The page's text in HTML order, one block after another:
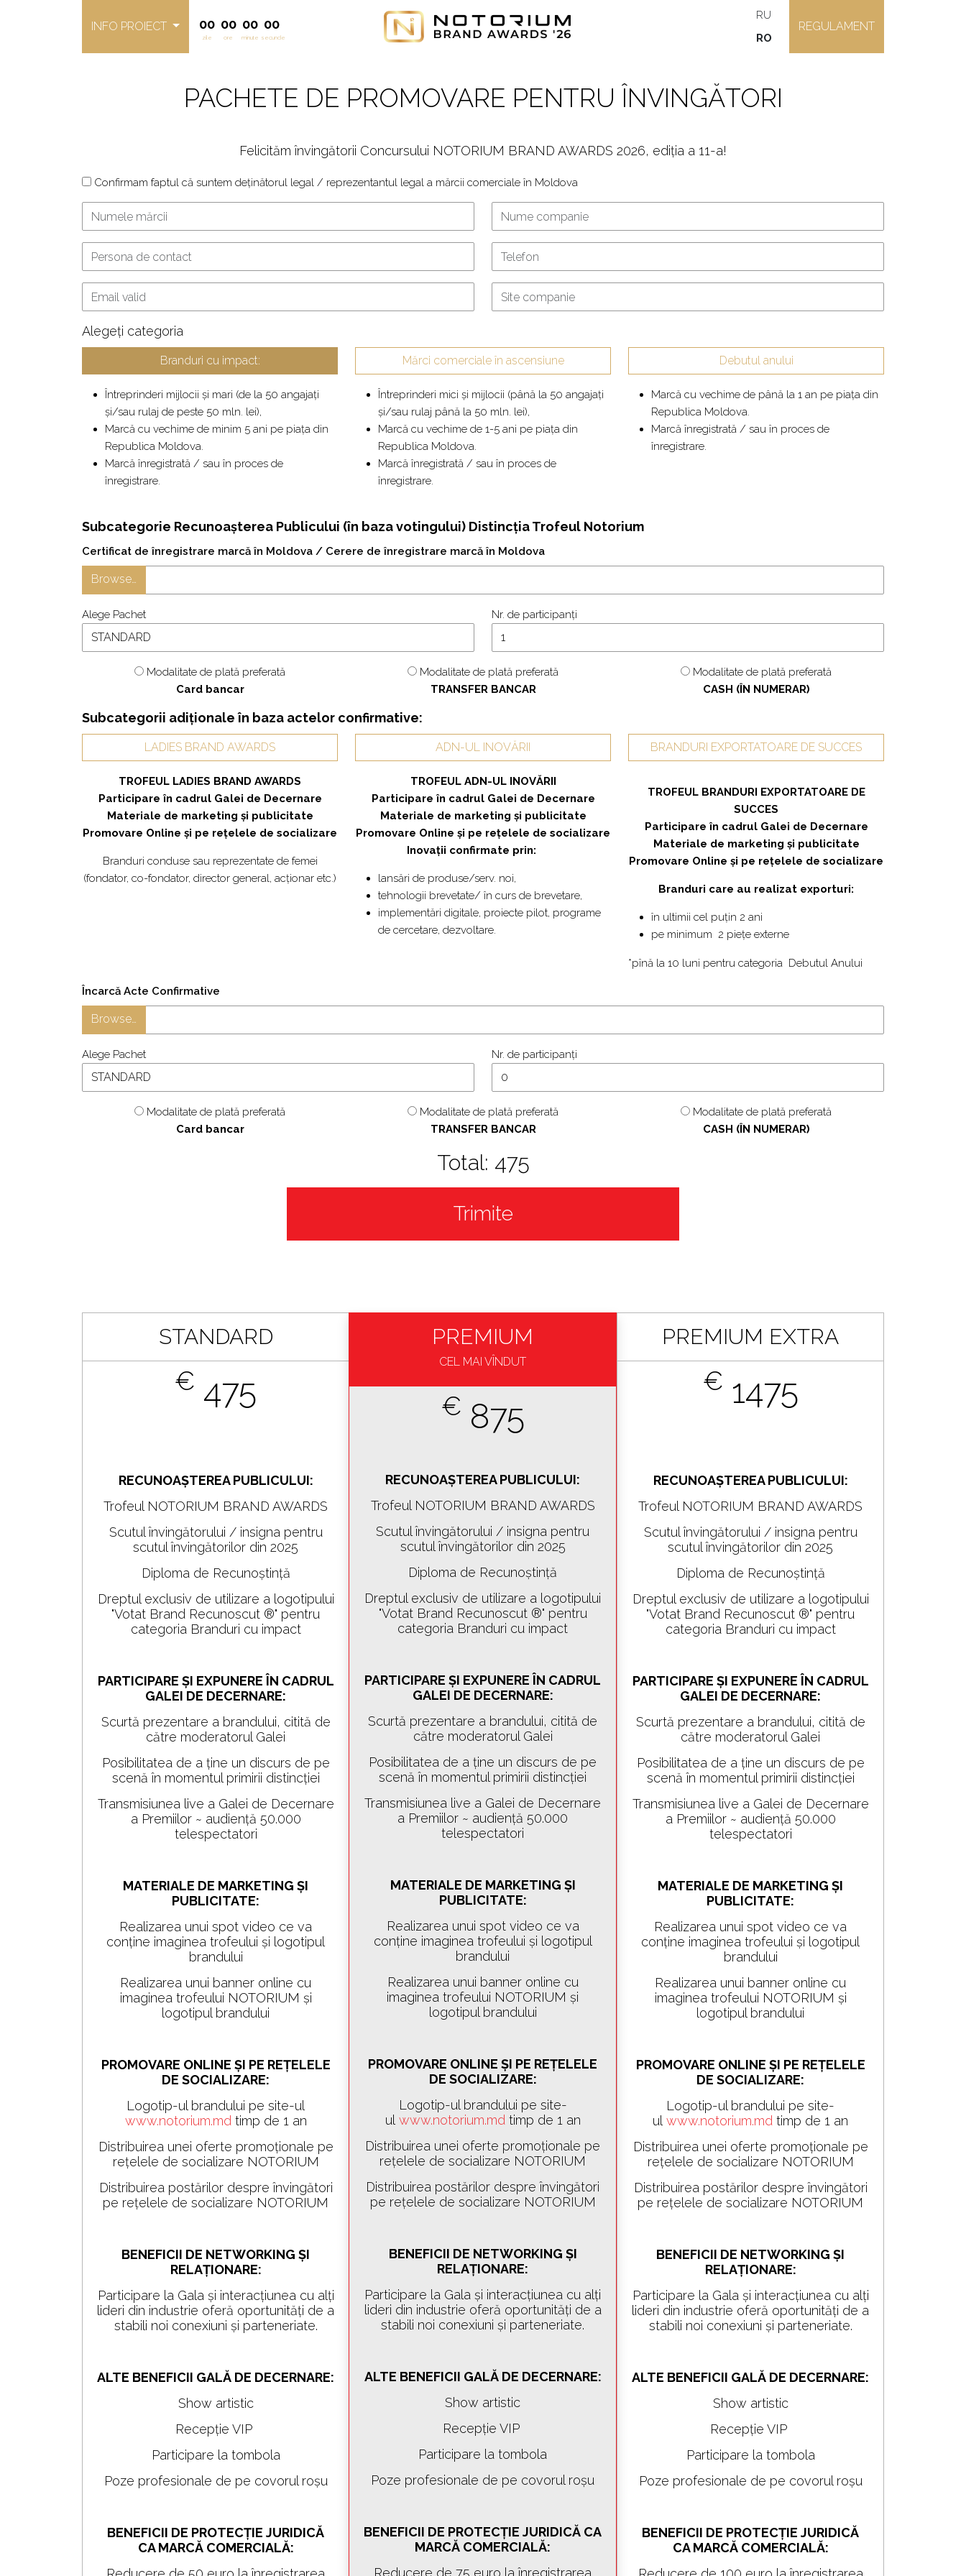
INFO PROIECT 00
zile
00
ore
00
minute
00
secunde
RU
RO
REGULAMENT
PACHETE DE PROMOVARE PENTRU ÎNVINGĂTORI
Felicităm învingătorii Concursului NOTORIUM BRAND AWARDS 2026, ediția a 11-a!
Confirmam faptul că suntem deținătorul legal / reprezentantul legal a mărcii comerciale în Moldova
Alegeți categoria
Branduri cu impact:
Întreprinderi mijlocii și mari (de la 50 angajați
și/sau rulaj de peste 50 mln. lei),
Marcă cu vechime de minim 5 ani pe piața din
Republica Moldova.
Marcă înregistrată / sau în proces de
înregistrare.
Mărci comerciale în ascensiune
Întreprinderi mici și mijlocii (până la 50 angajați
și/sau rulaj până la 50 mln. lei),
Marcă cu vechime de 1-5 ani pe piața din
Republica Moldova.
Marcă înregistrată / sau în proces de
înregistrare.
Debutul anului
Marcă cu vechime de până la 1 an pe piața din
Republica Moldova.
Marcă înregistrată / sau în proces de
înregistrare.
Subcategorie Recunoașterea Publicului (în baza votingului) Distincția Trofeul Notorium
Certificat de înregistrare marcă în Moldova / Cerere de înregistrare marcă în Moldova
Browse…
Alege Pachet Nr. de participanți
Modalitate de plată preferată
Card bancar
Modalitate de plată preferată
TRANSFER BANCAR
Modalitate de plată preferată
CASH (ÎN NUMERAR)
Subcategorii adiționale în baza actelor confirmative:
LADIES BRAND AWARDS
TROFEUL LADIES BRAND AWARDS
Participare în cadrul Galei de Decernare
Materiale de marketing și publicitate
Promovare Online și pe rețelele de socializare
Branduri conduse sau reprezentate de femei
(fondator, co-fondator, director general, acționar etc.)
ADN-UL INOVĂRII
TROFEUL ADN-UL INOVĂRII
Participare în cadrul Galei de Decernare
Materiale de marketing și publicitate
Promovare Online și pe rețelele de socializare
Inovații confirmate prin:
lansări de produse/serv. noi,
tehnologii brevetate/ în curs de brevetare,
implementări digitale, proiecte pilot, programe
de cercetare, dezvoltare.
BRANDURI EXPORTATOARE DE SUCCES
TROFEUL BRANDURI EXPORTATOARE DE
SUCCES
Participare în cadrul Galei de Decernare
Materiale de marketing și publicitate
Promovare Online și pe rețelele de socializare
Branduri care au realizat exporturi:
în ultimii cel puțin 2 ani
pe minimum 2 piețe externe
*pînă la 10 luni pentru categoria Debutul Anului
Încarcă Acte Confirmative
Browse…
Alege Pachet Nr. de participanți
Modalitate de plată preferată
Card bancar
Modalitate de plată preferată
TRANSFER BANCAR
Modalitate de plată preferată
CASH (ÎN NUMERAR)
Total: 475
Trimite
STANDARD
€ 475
RECUNOAȘTEREA PUBLICULUI:
Trofeul NOTORIUM BRAND AWARDS
Scutul învingătorului / insigna pentru
scutul învingătorilor din 2025
Diploma de Recunoștință
Dreptul exclusiv de utilizare a logotipului
"Votat Brand Recunoscut ®" pentru
categoria Branduri cu impact
PARTICIPARE ȘI EXPUNERE ÎN CADRUL
GALEI DE DECERNARE:
Scurtă prezentare a brandului, citită de
către moderatorul Galei
Posibilitatea de a ține un discurs de pe
scenă în momentul primirii distincției
Transmisiunea live a Galei de Decernare
a Premiilor ~ audiență 50.000
telespectatori
MATERIALE DE MARKETING ȘI
PUBLICITATE:
Realizarea unui spot video ce va
conține imaginea trofeului și logotipul
brandului
Realizarea unui banner online cu
imaginea trofeului NOTORIUM și
logotipul brandului
PROMOVARE ONLINE ȘI PE REȚELELE
DE SOCIALIZARE:
Logotip-ul brandului pe site-ul
www.notorium.md timp de 1 an
Distribuirea unei oferte promoționale pe
rețelele de socializare NOTORIUM
Distribuirea postărilor despre învingători
pe rețelele de socializare NOTORIUM
BENEFICII DE NETWORKING ȘI
RELAȚIONARE:
Participare la Gala și interacțiunea cu alți
lideri din industrie oferă oportunități de a
stabili noi conexiuni și parteneriate.
ALTE BENEFICII GALĂ DE DECERNARE:
Show artistic
Recepție VIP
Participare la tombola
Poze profesionale de pe covorul roșu
BENEFICII DE PROTECȚIE JURIDICĂ
CA MARCĂ COMERCIALĂ:
PREMIUM
CEL MAI VÎNDUT
€ 875
RECUNOAȘTEREA PUBLICULUI:
Trofeul NOTORIUM BRAND AWARDS
Scutul învingătorului / insigna pentru
scutul învingătorilor din 2025
Diploma de Recunoștință
Dreptul exclusiv de utilizare a logotipului
"Votat Brand Recunoscut ®" pentru
categoria Branduri cu impact
PARTICIPARE ȘI EXPUNERE ÎN CADRUL
GALEI DE DECERNARE:
Scurtă prezentare a brandului, citită de
către moderatorul Galei
Posibilitatea de a ține un discurs de pe
scenă în momentul primirii distincției
Transmisiunea live a Galei de Decernare
a Premiilor ~ audiență 50.000
telespectatori
MATERIALE DE MARKETING ȘI
PUBLICITATE:
Realizarea unui spot video ce va
conține imaginea trofeului și logotipul
brandului
Realizarea unui banner online cu
imaginea trofeului NOTORIUM și
logotipul brandului
PROMOVARE ONLINE ȘI PE REȚELELE
DE SOCIALIZARE:
Logotip-ul brandului pe site-
ul www.notorium.md timp de 1 an
Distribuirea unei oferte promoționale pe
rețelele de socializare NOTORIUM
Distribuirea postărilor despre învingători
pe rețelele de socializare NOTORIUM
BENEFICII DE NETWORKING ȘI
RELAȚIONARE:
Participare la Gala și interacțiunea cu alți
lideri din industrie oferă oportunități de a
stabili noi conexiuni și parteneriate.
ALTE BENEFICII GALĂ DE DECERNARE:
Show artistic
Recepție VIP
Participare la tombola
Poze profesionale de pe covorul roșu
BENEFICII DE PROTECȚIE JURIDICĂ CA
MARCĂ COMERCIALĂ:
Reducere de 75 euro la înregistrarea
PREMIUM EXTRA
€ 1475
RECUNOAȘTEREA PUBLICULUI:
Trofeul NOTORIUM BRAND AWARDS
Scutul învingătorului / insigna pentru
scutul învingătorilor din 2025
Diploma de Recunoștință
Dreptul exclusiv de utilizare a logotipului
"Votat Brand Recunoscut ®" pentru
categoria Branduri cu impact
PARTICIPARE ȘI EXPUNERE ÎN CADRUL
GALEI DE DECERNARE:
Scurtă prezentare a brandului, citită de
către moderatorul Galei
Posibilitatea de a ține un discurs de pe
scenă în momentul primirii distincției
Transmisiunea live a Galei de Decernare
a Premiilor ~ audiență 50.000
telespectatori
MATERIALE DE MARKETING ȘI
PUBLICITATE:
Realizarea unui spot video ce va
conține imaginea trofeului și logotipul
brandului
Realizarea unui banner online cu
imaginea trofeului NOTORIUM și
logotipul brandului
PROMOVARE ONLINE ȘI PE REȚELELE
DE SOCIALIZARE:
Logotip-ul brandului pe site-
ul www.notorium.md timp de 1 an
Distribuirea unei oferte promoționale pe
rețelele de socializare NOTORIUM
Distribuirea postărilor despre învingători
pe rețelele de socializare NOTORIUM
BENEFICII DE NETWORKING ȘI
RELAȚIONARE:
Participare la Gala și interacțiunea cu alți
lideri din industrie oferă oportunități de a
stabili noi conexiuni și parteneriate.
ALTE BENEFICII GALĂ DE DECERNARE:
Show artistic
Recepție VIP
Participare la tombola
Poze profesionale de pe covorul roșu
BENEFICII DE PROTECȚIE JURIDICĂ
CA MARCĂ COMERCIALĂ: